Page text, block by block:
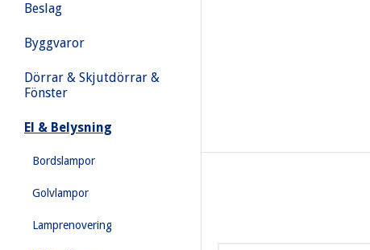
Beslag
Byggvaror
Dörrar & Skjutdörrar &
Fönster
El & Belysning
Bordslampor
Golvlampor
Lamprenovering